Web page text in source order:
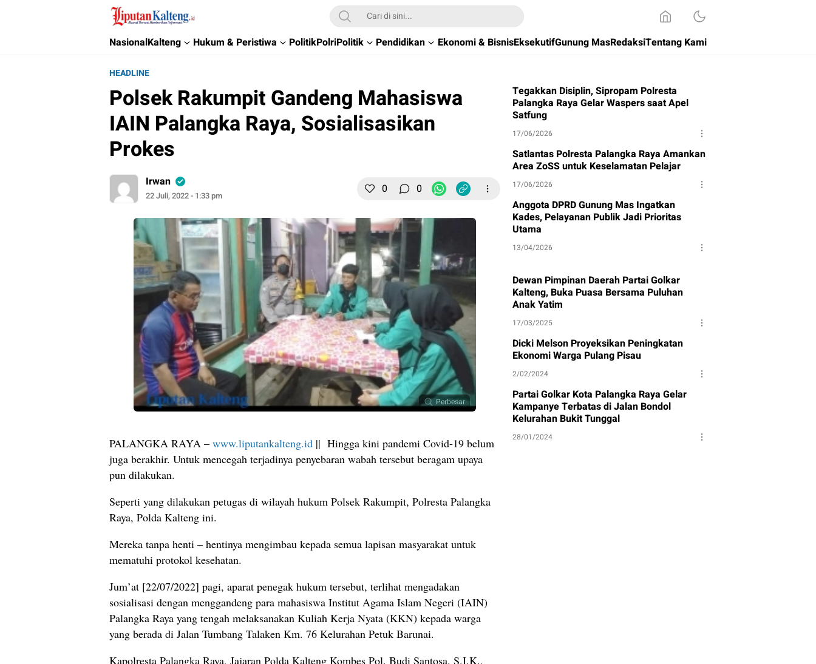
Liputan Kalteng
Akurat, Terpercaya & Independent
NasionalKalteng Hukum & Peristiwa PolitikPolriPolitik Pendidikan Ekonomi & BisnisEksekutifGunung MasRedaksiTentang Kami
HEADLINE
Polsek Rakumpit Gandeng Mahasiswa
IAIN Palangka Raya, Sosialisasikan
Prokes
Irwan
22 Juli, 2022 - 1:33 pm 0 0
Perbesar
PALANGKA RAYA – www.liputankalteng.id || Hingga kini pandemi Covid-19 belum
juga berakhir. Untuk mencegah terjadinya penyebaran wabah tersebut beragam upaya
pun dilakukan.
Seperti yang dilakukan petugas di wilayah hukum Polsek Rakumpit, Polresta Palangka
Raya, Polda Kalteng ini.
Mereka tanpa henti – hentinya mengimbau kepada semua lapisan masyarakat untuk
mematuhi protokol kesehatan.
Jum’at [22/07/2022] pagi, aparat penegak hukum tersebut, terlihat mengadakan
sosialisasi dengan menggandeng para mahasiswa Institut Agama Islam Negeri (IAIN)
Palangka Raya yang tengah melaksanakan Kuliah Kerja Nyata (KKN) kepada warga
yang berada di Jalan Tumbang Talaken Km. 76 Kelurahan Petuk Barunai.
Kapolresta Palangka Raya, Jajaran Polda Kalteng Kombes Pol. Budi Santosa, S.I.K.,
Tegakkan Disiplin, Sipropam Polresta
Palangka Raya Gelar Waspers saat Apel
Satfung
17/06/2026
Satlantas Polresta Palangka Raya Amankan
Area ZoSS untuk Keselamatan Pelajar
17/06/2026
Anggota DPRD Gunung Mas Ingatkan
Kades, Pelayanan Publik Jadi Prioritas
Utama
13/04/2026
Dewan Pimpinan Daerah Partai Golkar
Kalteng, Buka Puasa Bersama Puluhan
Anak Yatim
17/03/2025
Dicki Melson Proyeksikan Peningkatan
Ekonomi Warga Pulang Pisau
2/02/2024
Partai Golkar Kota Palangka Raya Gelar
Kampanye Terbatas di Jalan Bondol
Kelurahan Bukit Tunggal
28/01/2024